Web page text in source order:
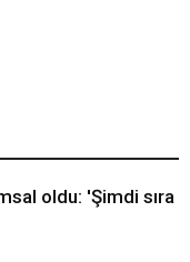
oldu: 'Şimdi sıra